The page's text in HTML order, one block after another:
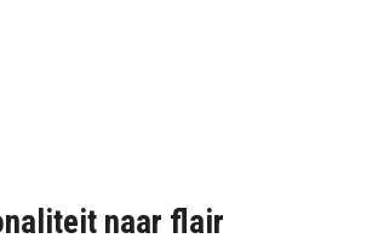
naar flair